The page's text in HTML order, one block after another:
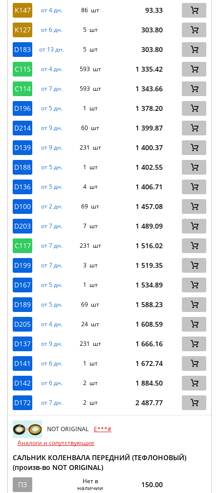
K147 от 4 дн. 86 шт 93.33
K127 от 6 дн. 5 шт 303.80
D183 от 13 дн. 5 шт 303.80
C115 от 4 дн. 593 шт 1 335.42
C114 от 7 дн. 593 шт 1 343.66
D196 от 5 дн. 1 шт 1 378.20
D214 от 9 дн. 60 шт 1 399.87
D139 от 9 дн. 231 шт 1 400.37
D188 от 5 дн. 1 шт 1 402.55
D136 от 5 дн. 4 шт 1 406.71
D100 от 2 дн. 69 шт 1 457.08
D203 от 7 дн. 7 шт 1 489.09
C117 от 7 дн. 231 шт 1 516.02
D199 от 7 дн. 3 шт 1 519.35
D167 от 5 дн. 1 шт 1 534.89
D189 от 5 дн. 69 шт 1 588.23
D205 от 4 дн. 24 шт 1 608.59
D137 от 9 дн. 231 шт 1 666.16
D141 от 6 дн. 1 шт 1 672.74
D142 от 6 дн. 2 шт 1 884.50
D172 от 7 дн. 2 шт 2 487.77
NOT ORIGINAL
E***#
Аналоги и сопутствующие
САЛЬНИК КОЛЕНВАЛА ПЕРЕДНИЙ (ТЕФЛОНОВЫЙ)
(произв-во NOT ORIGINAL)
ПЗ
Нет в
наличии
150.00